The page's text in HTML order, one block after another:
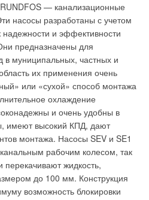
— канализационные
насосы разработаны с учетом
и эффективности
предназначены для
в муниципальных, частных и
их применения очень
или «сухой» способ монтажа
охлаждение
и очень удобны в
имеют высокий КПД, дают
монтажа. Насосы SEV и SE1
рабочим колесом, так
жидкость,
до 100 мм. Конструкция
возможность блокировки
горячего и холодного
монтажа теплого пола.
диаметров, полный
элементов (фитингов), а также
систем отопления,
Предприятие «Синикон» (г.
как производитель
раструбной трубы под
предприятия отмечена
и дипломами ряда отраслевых
представлена новая
труба. Трубы
проходят испытания.
ки подключают к макетам,
на некоторое время.
возможность схода с
проходят более детальную
в специальных камерах и
характеристикам,
отдельных деталей, звуковой
того, кондиционеры проходят
Существует
в камере с очень сильным потоком
При этом поток направлен
наружного блока.